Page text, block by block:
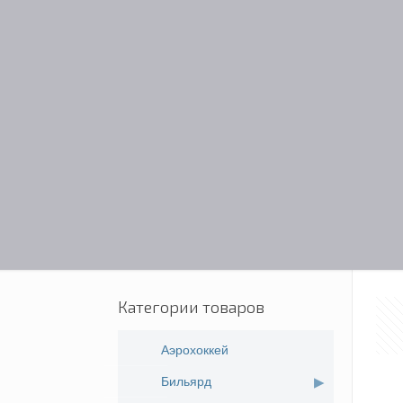
Категории товаров
Аэрохоккей
Бильярд